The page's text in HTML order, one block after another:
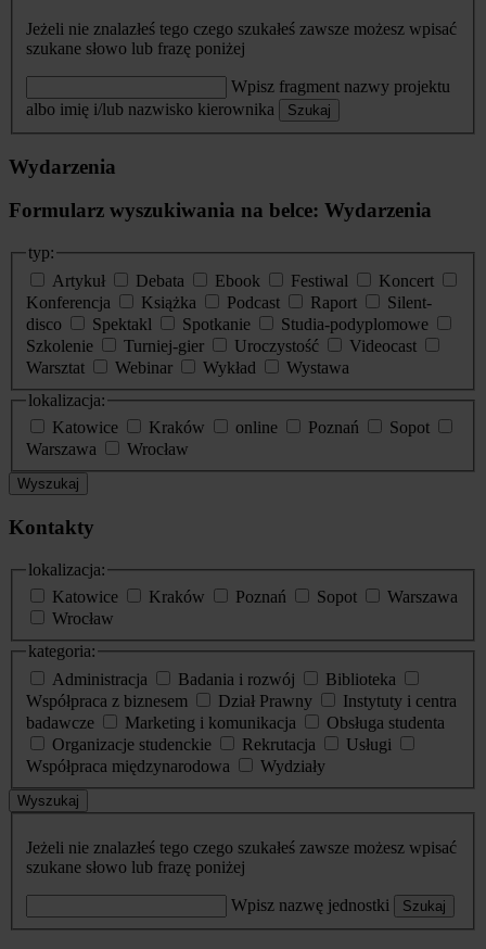
Jeżeli nie znalazłeś tego czego szukałeś zawsze możesz wpisać
szukane słowo lub frazę poniżej
Wpisz fragment nazwy projektu
albo imię i/lub nazwisko kierownika
Szukaj
Wydarzenia
Formularz wyszukiwania na belce: Wydarzenia
typ:
Artykuł
Debata Ebook Festiwal
Koncert
Konferencja
Książka Podcast Raport
Silent-
disco
Spektakl Spotkanie
Studia-podyplomowe
Szkolenie
Turniej-gier Uroczystość
Videocast
Warsztat
Webinar Wykład
Wystawa
lokalizacja:
Katowice
Kraków online Poznań
Sopot
Warszawa
Wrocław
Wyszukaj
Kontakty
lokalizacja:
Katowice
Kraków Poznań Sopot
Warszawa
Wrocław
kategoria:
Administracja
Badania i rozwój
Biblioteka
Współpraca z biznesem
Dział Prawny
Instytuty i centra
badawcze
Marketing i komunikacja
Obsługa studenta
Organizacje studenckie
Rekrutacja
Usługi
Współpraca międzynarodowa
Wydziały
Wyszukaj
Jeżeli nie znalazłeś tego czego szukałeś zawsze możesz wpisać
szukane słowo lub frazę poniżej
Wpisz nazwę jednostki Szukaj